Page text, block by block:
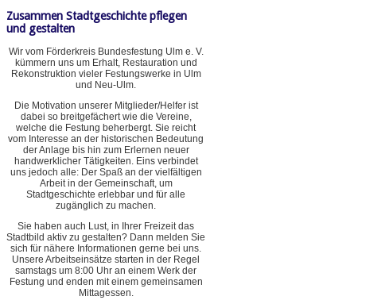
Zusammen Stadtgeschichte pflegen
und gestalten
Wir vom Förderkreis Bundesfestung Ulm e. V.
kümmern uns um Erhalt, Restauration und
Rekonstruktion vieler Festungswerke in Ulm
und Neu-Ulm.
Die Motivation unserer Mitglieder/Helfer ist
dabei so breitgefächert wie die Vereine,
welche die Festung beherbergt. Sie reicht
vom Interesse an der historischen Bedeutung
der Anlage bis hin zum Erlernen neuer
handwerklicher Tätigkeiten. Eins verbindet
uns jedoch alle: Der Spaß an der vielfältigen
Arbeit in der Gemeinschaft, um
Stadtgeschichte erlebbar und für alle
zugänglich zu machen.
Sie haben auch Lust, in Ihrer Freizeit das
Stadtbild aktiv zu gestalten? Dann melden Sie
sich für nähere Informationen gerne bei uns.
Unsere Arbeitseinsätze starten in der Regel
samstags um 8:00 Uhr an einem Werk der
Festung und enden mit einem gemeinsamen
Mittagessen.